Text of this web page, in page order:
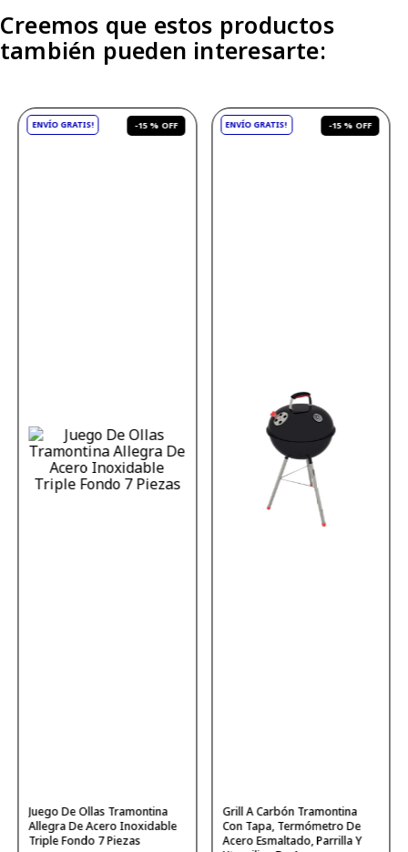
Creemos que estos productos
también pueden interesarte:
-15 %
Juego De Ollas Tramontina
Allegra De Acero Inoxidable
Triple Fondo 7 Piezas
-15 %
Grill A Carbón Tramontina
Con Tapa, Termómetro De
Acero Esmaltado, Parrilla Y